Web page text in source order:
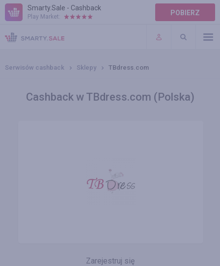
Smarty.Sale - Cashback
Play Market: POBIERZ
POMOC
WARUNKI
Serwisów cashback Sklepy TBdress.com
Cashback w TBdress.com (Polska)
Zarejestruj się